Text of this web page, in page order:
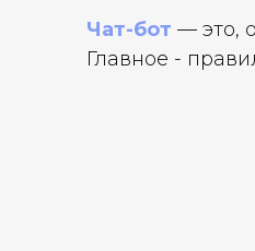
Чат-бот — это,
Главное -